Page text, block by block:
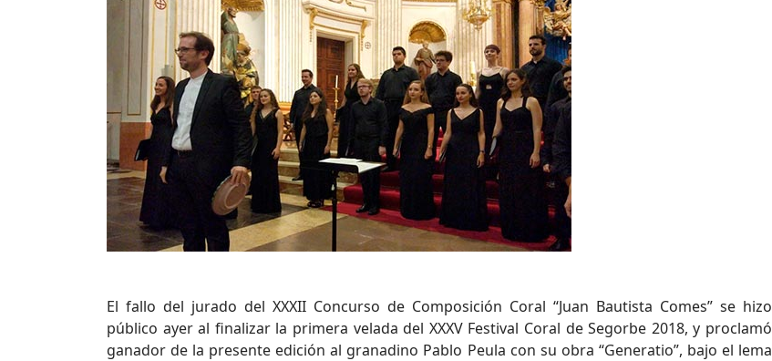
El fallo del jurado del XXXII Concurso de Composición Coral “Juan Bautista Comes” se hizo
público ayer al finalizar la primera velada del XXXV Festival Coral de Segorbe 2018, y proclamó
ganador de la presente edición al granadino Pablo Peula con su obra “Generatio”, bajo el lema